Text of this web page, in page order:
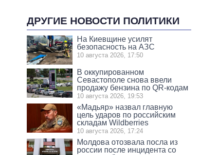
ДРУГИЕ НОВОСТИ ПОЛИТИКИ
На Киевщине усилят
безопасность на АЗС
10 августа 2026, 17:50
В оккупированном
Севастополе снова ввели
продажу бензина по QR-кодам
10 августа 2026, 19:53
«Мадьяр» назвал главную
цель ударов по российским
складам Wildberries
10 августа 2026, 17:24
Молдова отозвала посла из
россии после инцидента со